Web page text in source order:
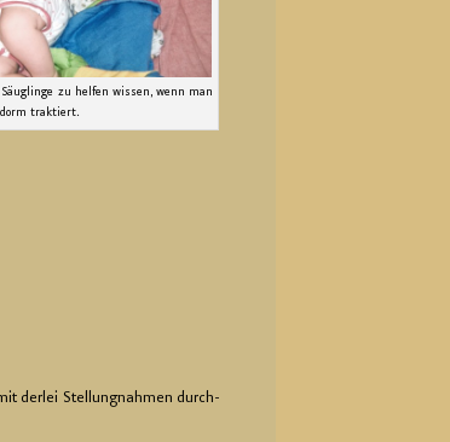
zu hel­fen wis­sen, wenn man
trak­tiert.
der­lei Stel­lung­nah­men durch­